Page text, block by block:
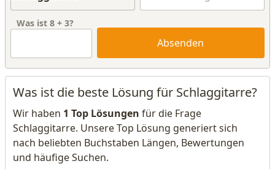
Was ist 8 + 3?
Absenden
Was ist die beste Lösung für Schlaggitarre?
Wir haben 1 Top Lösungen für die Frage
Schlaggitarre. Unsere Top Lösung generiert sich
nach beliebten Buchstaben Längen, Bewertungen
und häufige Suchen.